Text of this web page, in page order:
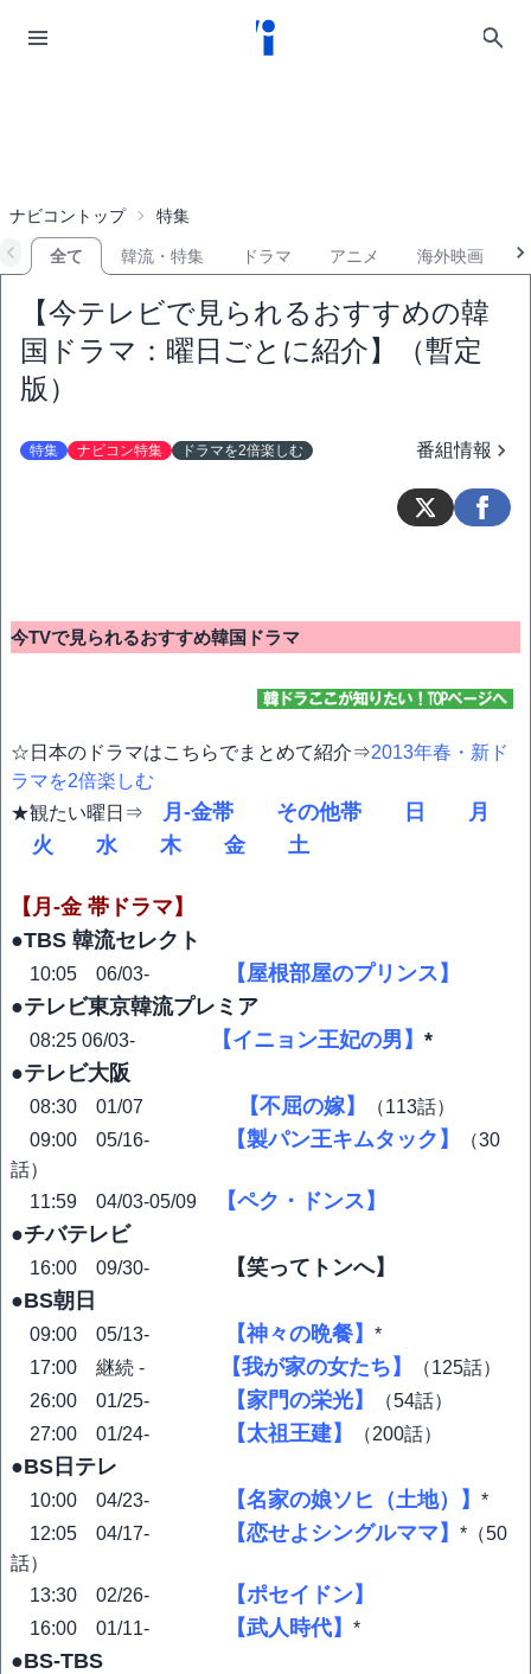
ナビコントップ 特集
全て 韓流・特集 ドラマ アニメ 海外映画
【今テレビで見られるおすすめの韓
国ドラマ：曜日ごとに紹介】（暫定
版）
特集 ナビコン特集 ドラマを2倍楽しむ 番組情報
今TVで見られるおすすめ韓国ドラマ
☆日本のドラマはこちらでまとめて紹介⇒2013年春・新ド
ラマを2倍楽しむ
★観たい曜日⇒
月-金帯 その他帯 日
月
火
水 木 金 土
【月-金 帯ドラマ】
●TBS 韓流セレクト
10:05 06/03-
【屋根部屋のプリンス】
●テレビ東京韓流プレミア
08:25 06/03- 【イニョン王妃の男】 *
●テレビ大阪
08:30 01/07 【不屈の嫁】
（113話）
09:00 05/16‐
【製パン王キムタック】
（30
話）
11:59 04/03-05/09
【ペク・ドンス】
●チバテレビ
16:00 09/30-
【笑ってトンへ】
●BS朝日
09:00 05/13- 【神々の晩餐】 *
17:00 継続 -
【我が家の女たち】
（125話）
26:00 01/25-
【家門の栄光】
（54話）
27:00 01/24-
【太祖王建】 （200話）
●BS日テレ
10:00 04/23- 【名家の娘ソヒ（土地）】 *
12:05 04/17‐
【恋せよシングルママ】 *（50
話）
13:30 02/26‐
【ポセイドン】
16:00 01/11- 【武人時代】 *
●BS-TBS